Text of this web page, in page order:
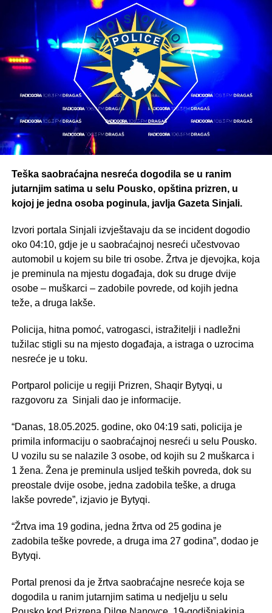
Teška saobraćajna nesreća dogodila se u ranim
jutarnjim satima u selu Pousko, opština prizren, u
kojoj je jedna osoba poginula, javlja Gazeta Sinjali.
Izvori portala Sinjali izvještavaju da se incident dogodio
oko 04:10, gdje je u saobraćajnoj nesreći učestvovao
automobil u kojem su bile tri osobe. Žrtva je djevojka, koja
je preminula na mjestu događaja, dok su druge dvije
osobe – muškarci – zadobile povrede, od kojih jedna
teže, a druga lakše.
Policija, hitna pomoć, vatrogasci, istražitelji i nadležni
tužilac stigli su na mjesto događaja, a istraga o uzrocima
nesreće je u toku.
Portparol policije u regiji Prizren, Shaqir Bytyqi, u
razgovoru za Sinjali dao je informacije.
“Danas, 18.05.2025. godine, oko 04:19 sati, policija je
primila informaciju o saobraćajnoj nesreći u selu Pousko.
U vozilu su se nalazile 3 osobe, od kojih su 2 muškarca i
1 žena. Žena je preminula usljed teških povreda, dok su
preostale dvije osobe, jedna zadobila teške, a druga
lakše povrede”, izjavio je Bytyqi.
“Žrtva ima 19 godina, jedna žrtva od 25 godina je
zadobila teške povrede, a druga ima 27 godina”, dodao je
Bytyqi.
Portal prenosi da je žrtva saobraćajne nesreće koja se
dogodila u ranim jutarnjim satima u nedjelju u selu